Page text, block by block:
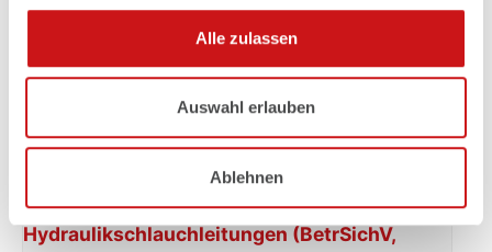
Alle zulassen
Auswahl erlauben
Ablehnen
Arbeitssicherheit und Befähigte Person
Hydraulikschlauchleitungen (BetrSichV,